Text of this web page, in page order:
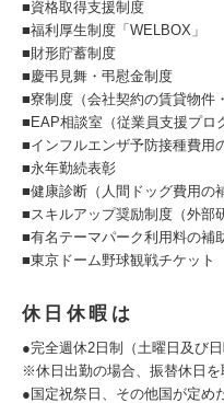
■資格取得支援制度
■福利厚生制度「WELBOX」
■財形貯蓄制度
■慶弔見舞・弔慰金制度
■寮制度（会社契約の賃貸物件
■EAP相談室（従業員支援プロ
■インフルエンザ予防接種費用
■永年勤続表彰
■健康診断（人間ドッグ費用の
■スキルアップ奨励制度（外部
■有名テーマパーク利用料の補
■東京ドーム野球観戦チケット
休日休暇は
●完全週休2日制（土曜日及び日
※休日出勤の場合、振替休日を
●国定祝祭日、その他国が定め